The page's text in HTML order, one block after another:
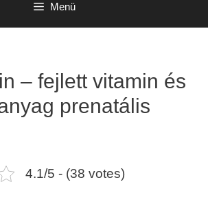
Menü
– fejlett vitamin és
prenatális
4.1/5 - (38 votes)